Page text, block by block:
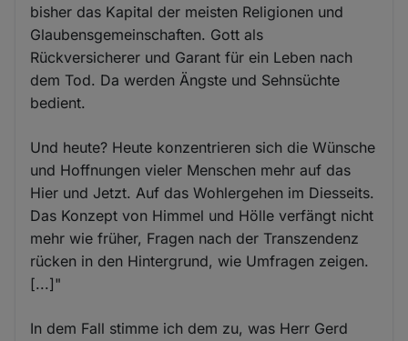
bisher das Kapital der meisten Religionen und
Glaubensgemeinschaften. Gott als
Rückversicherer und Garant für ein Leben nach
dem Tod. Da werden Ängste und Sehnsüchte
bedient.
Und heute? Heute konzentrieren sich die Wünsche
und Hoffnungen vieler Menschen mehr auf das
Hier und Jetzt. Auf das Wohlergehen im Diesseits.
Das Konzept von Himmel und Hölle verfängt nicht
mehr wie früher, Fragen nach der Transzendenz
rücken in den Hintergrund, wie Umfragen zeigen.
[...]"
In dem Fall stimme ich dem zu, was Herr Gerd